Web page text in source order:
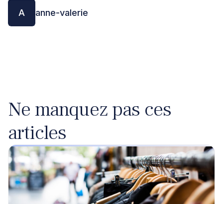
A anne-valerie
Ne manquez pas ces
articles